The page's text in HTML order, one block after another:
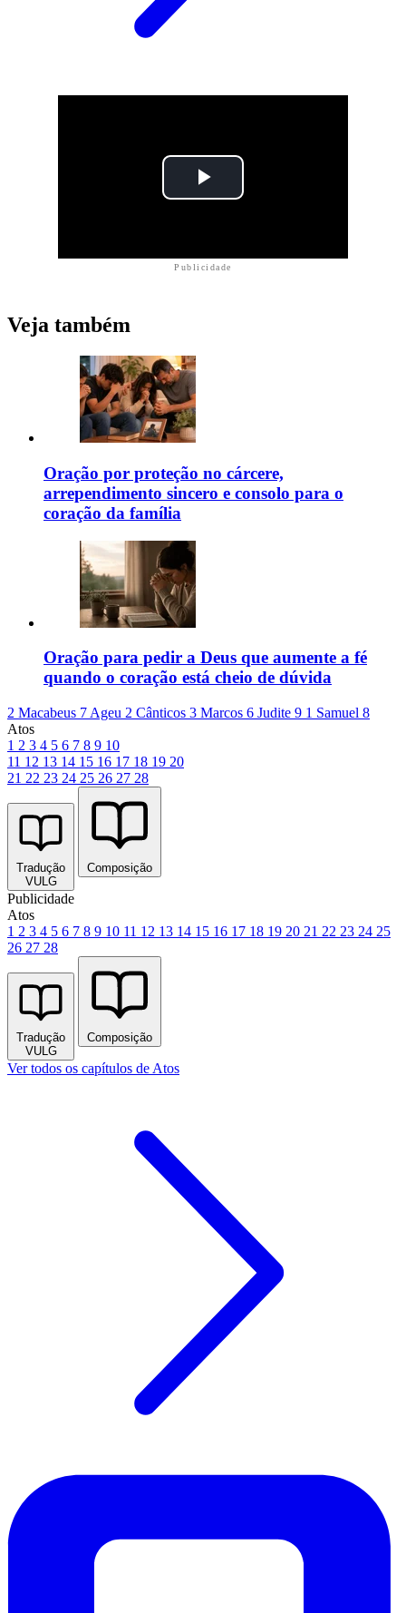
Publicidade
Veja também
Oração por proteção no cárcere,
arrependimento sincero e consolo para o
coração da família
Oração para pedir a Deus que aumente a fé
quando o coração está cheio de dúvida
2 Macabeus 7 Ageu 2 Cânticos 3 Marcos 6 Judite 9 1 Samuel 8
Atos
1 2 3 4 5 6 7 8 9 10
11 12 13 14 15 16 17 18 19 20
21 22 23 24 25 26 27 28
Tradução
VULG
Composição
Publicidade
Atos
1 2 3 4 5 6 7 8 9 10 11 12 13 14 15 16 17 18 19 20 21 22 23 24 25
26 27 28
Tradução
VULG
Composição
Ver todos os capítulos de Atos